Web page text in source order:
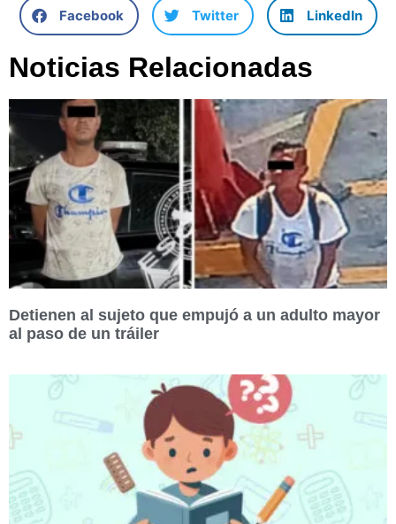
Facebook Twitter LinkedIn
Noticias Relacionadas
Detienen al sujeto que empujó a un adulto mayor
al paso de un tráiler